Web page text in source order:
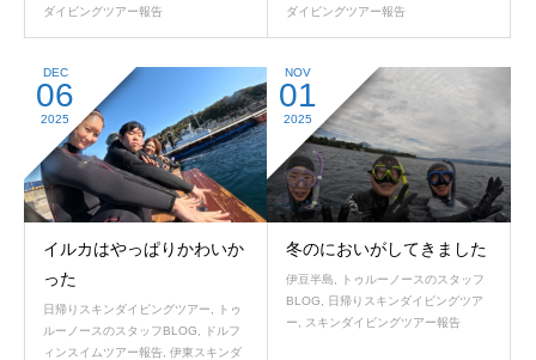
ダイビングツアー報告
ダイビングツアー報告
DEC
06
2025
イルカはやっぱりかわいか
った
日帰りスキンダイビングツアー
トゥ
ルーノースのスタッフBLOG
ドルフ
ィンスイムツアー報告 伊東スキンダ
NOV
01
2025
冬のにおいがしてきました
伊豆半島
トゥルーノースのスタッフ
BLOG
日帰りスキンダイビングツア
ー
スキンダイビングツアー報告